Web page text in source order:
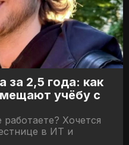
за 2,5 года: как
учёбу с
Хочется
в ИТ и